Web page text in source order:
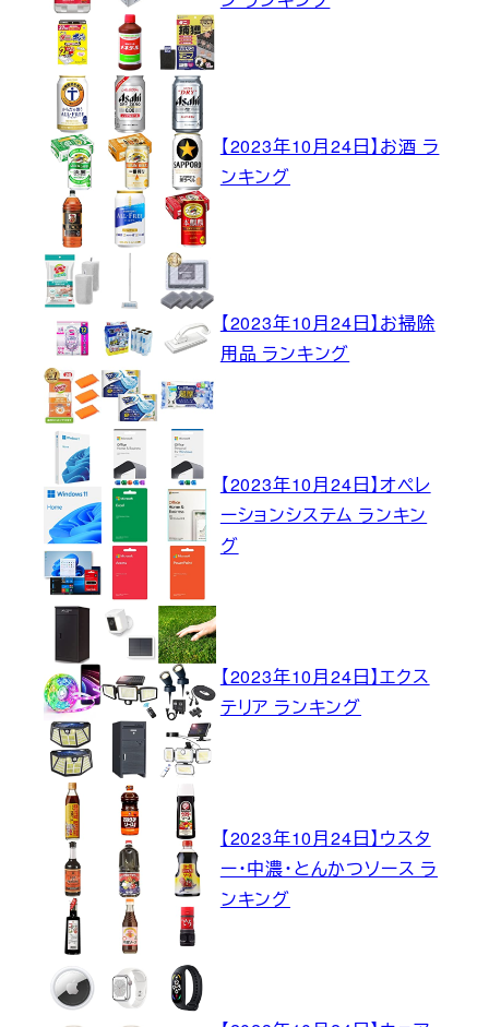
【2023年10月24日】お酒 ラ
ンキング
【2023年10月24日】お掃除
用品 ランキング
【2023年10月24日】オペレ
ーションシステム ランキン
グ
【2023年10月24日】エクス
テリア ランキング
【2023年10月24日】ウスタ
ー・中濃・とんかつソース ラ
ンキング